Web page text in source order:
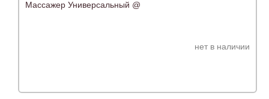
Массажер Универсальный @
нет в наличии